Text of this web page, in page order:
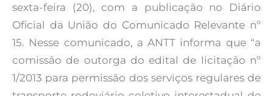
sexta-feira (20), com a publicação no Diário
Oficial da União do Comunicado Relevante nº
15. Nesse comunicado, a ANTT informa que “a
comissão de outorga do edital de licitação nº
1/2013 para permissão dos serviços regulares de